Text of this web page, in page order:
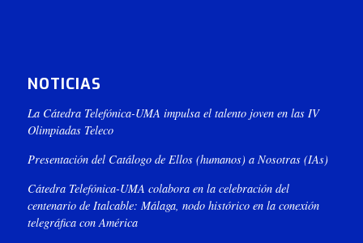
NOTICIAS
La Cátedra Telefónica-UMA impulsa el talento joven en las IV
Olimpiadas Teleco
Presentación del Catálogo de Ellos (humanos) a Nosotras (IAs)
Cátedra Telefónica-UMA colabora en la celebración del
centenario de Italcable: Málaga, nodo histórico en la conexión
telegráfica con América